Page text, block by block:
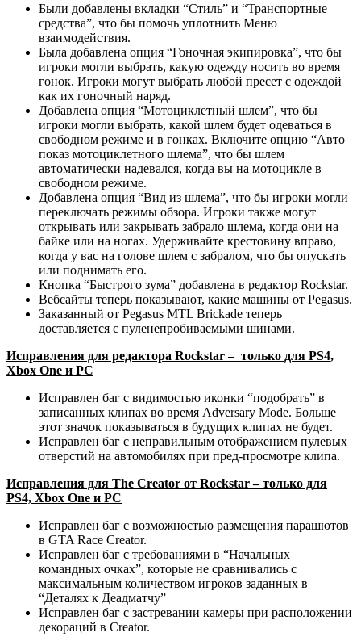
Были добавлены вкладки “Стиль” и “Транспортные
средства”, что бы помочь уплотнить Меню
взаимодействия.
Была добавлена опция “Гоночная экипировка”, что бы
игроки могли выбрать, какую одежду носить во время
гонок. Игроки могут выбрать любой пресет с одеждой
как их гоночный наряд.
Добавлена опция “Мотоциклетный шлем”, что бы
игроки могли выбрать, какой шлем будет одеваться в
свободном режиме и в гонках. Включите опцию “Авто
показ мотоциклетного шлема”, что бы шлем
автоматически надевался, когда вы на мотоцикле в
свободном режиме.
Добавлена опция “Вид из шлема”, что бы игроки могли
переключать режимы обзора. Игроки также могут
открывать или закрывать забрало шлема, когда они на
байке или на ногах. Удерживайте крестовину вправо,
когда у вас на голове шлем с забралом, что бы опускать
или поднимать его.
Кнопка “Быстрого зума” добавлена в редактор Rockstar.
Вебсайты теперь показывают, какие машины от Pegasus.
Заказанный от Pegasus MTL Brickade теперь
доставляется с пуленепробиваемыми шинами.
Исправления для редактора Rockstar – только для PS4,
Xbox One и PC
Исправлен баг с видимостью иконки “подобрать” в
записанных клипах во время Adversary Mode. Больше
этот значок показываться в будущих клипах не будет.
Исправлен баг с неправильным отображением пулевых
отверстий на автомобилях при пред-просмотре клипа.
Исправления для The Creator от Rockstar – только для
PS4, Xbox One и PC
Исправлен баг с возможностью размещения парашютов
в GTA Race Creator.
Исправлен баг с требованиями в “Начальных
командных очках”, которые не сравнивались с
максимальным количеством игроков заданных в
“Деталях к Деадматчу”
Исправлен баг с застревании камеры при расположении
декораций в Creator.